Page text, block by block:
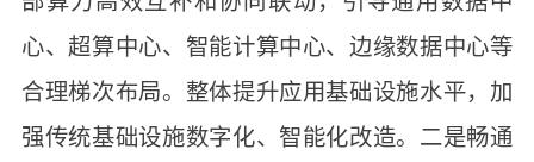
心、超算中心、智能计算中心、边缘数据中心等
合理梯次布局。整体提升应用基础设施水平，加
强传统基础设施数字化、智能化改造。二是畅通